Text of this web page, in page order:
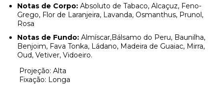
Notas de Corpo: Absoluto de Tabaco, Alcaçuz, Feno-
Grego, Flor de Laranjeira, Lavanda, Osmanthus, Prunol,
Rosa
Notas de Fundo: Almíscar,Bálsamo do Peru, Baunilha,
Benjoim, Fava Tonka, Ládano, Madeira de Guaiac, Mirra,
Oud, Vetiver, Vidoeiro.
Projeção: Alta
Fixação: Longa